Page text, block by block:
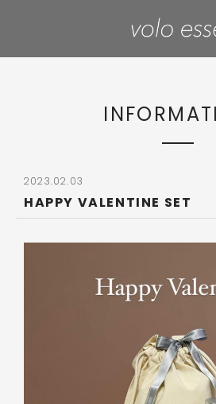
2023.02.03
HAPPY VALENTINE SET